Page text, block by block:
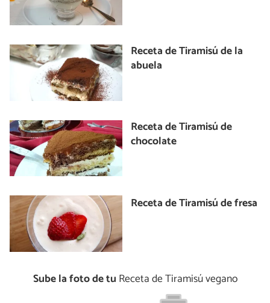
Receta de Tiramisú de la
abuela
Receta de Tiramisú de
chocolate
Receta de Tiramisú de fresa
Sube la foto de tu Receta de Tiramisú vegano